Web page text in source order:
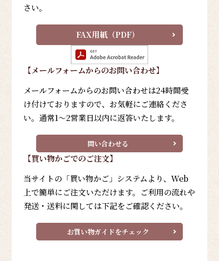
さい。
FAX用紙（PDF）
【メールフォームからのお問い合わせ】
メールフォームからのお問い合わせは24時間受
け付けておりますので、お気軽にご連絡くださ
い。通常1～2営業日以内に返答いたします。
問い合わせる
【買い物かごでのご注文】
当サイトの「買い物かご」システムより、Web
上で簡単にご注文いただけます。ご利用の流れや
発送・送料に関しては下記をご確認ください。
お買い物ガイドをチェック